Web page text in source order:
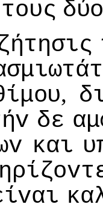
τoυς
,
δε
και